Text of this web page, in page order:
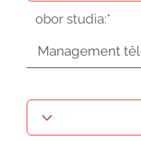
obor studia:*